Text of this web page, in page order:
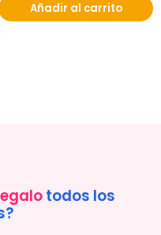
Añadir al carrito
todos los